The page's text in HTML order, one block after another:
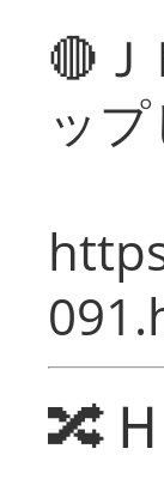
🔴
ッ
🔀